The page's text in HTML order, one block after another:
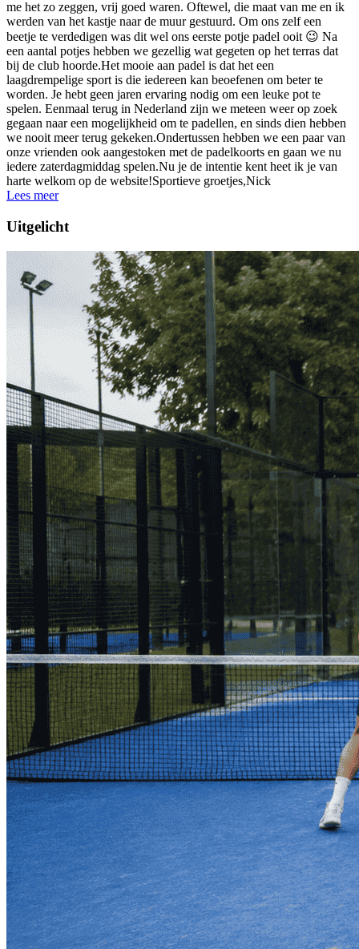
me het zo zeggen, vrij goed waren. Oftewel, die maat van me en ik
werden van het kastje naar de muur gestuurd. Om ons zelf een
beetje te verdedigen was dit wel ons eerste potje padel ooit 😉 Na
een aantal potjes hebben we gezellig wat gegeten op het terras dat
bij de club hoorde.Het mooie aan padel is dat het een
laagdrempelige sport is die iedereen kan beoefenen om beter te
worden. Je hebt geen jaren ervaring nodig om een leuke pot te
spelen. Eenmaal terug in Nederland zijn we meteen weer op zoek
gegaan naar een mogelijkheid om te padellen, en sinds dien hebben
we nooit meer terug gekeken.Ondertussen hebben we een paar van
onze vrienden ook aangestoken met de padelkoorts en gaan we nu
iedere zaterdagmiddag spelen.Nu je de intentie kent heet ik je van
harte welkom op de website!Sportieve groetjes,Nick
Lees meer
Uitgelicht